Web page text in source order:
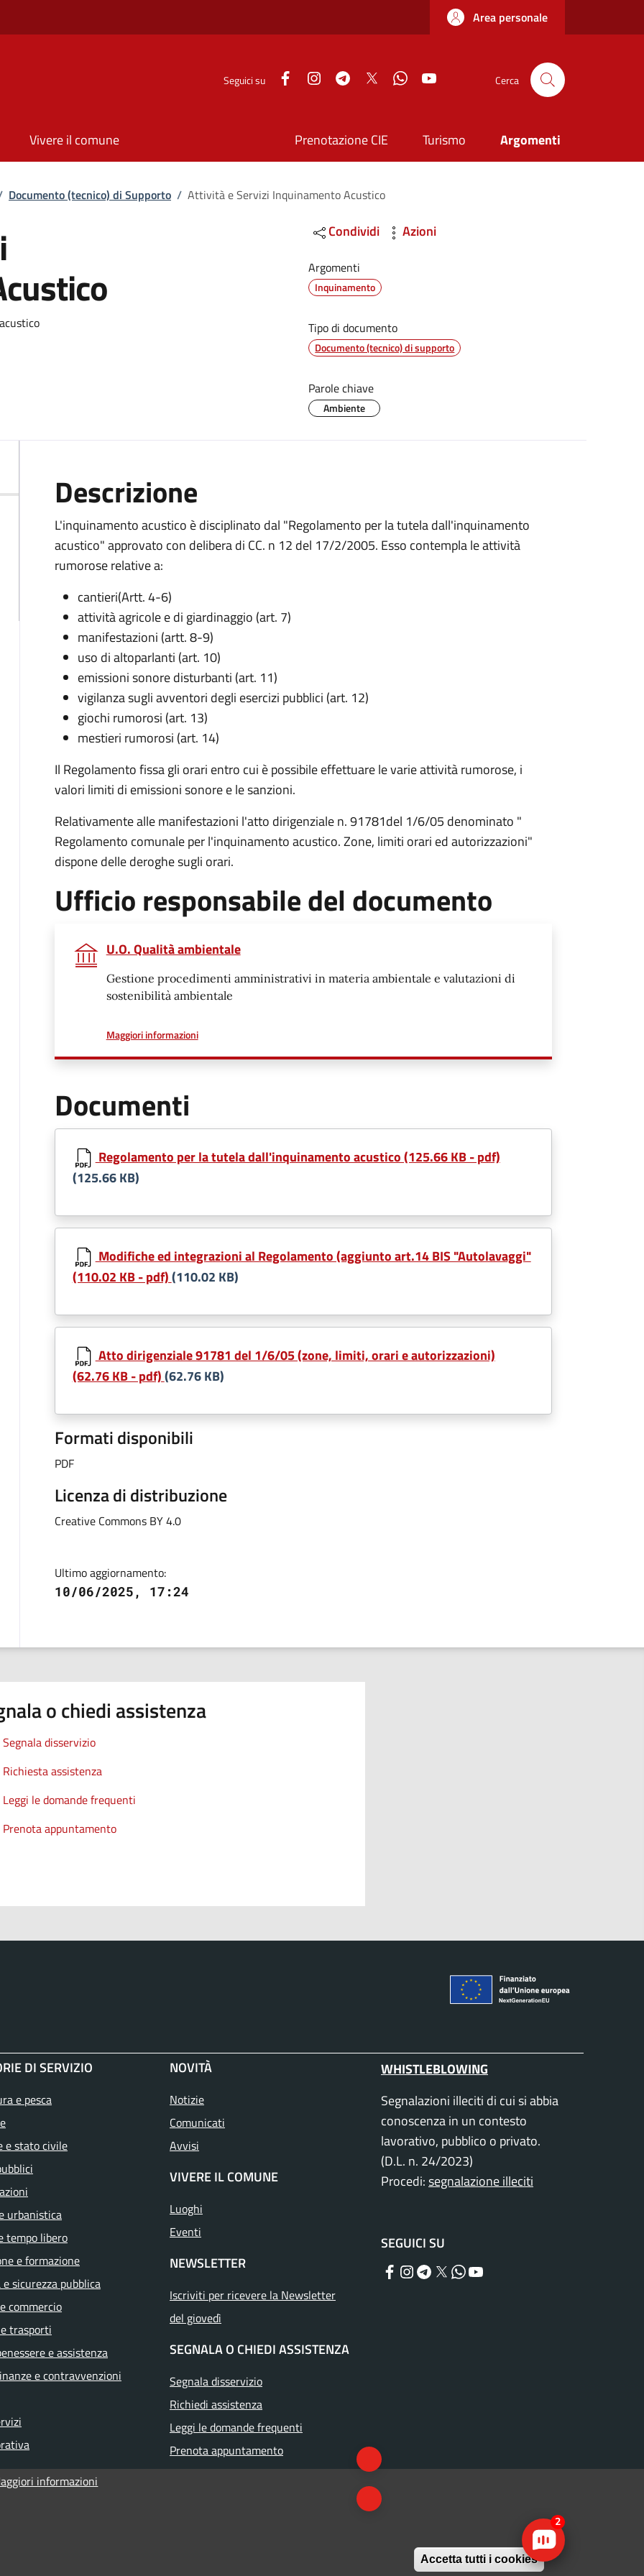
Area personale
Seguici su FacebookInstagramTelegramTwitter WhatsApp Cerca
Vivere il comune Prenotazione CIE Turismo Argomenti
Documento (tecnico) di Supporto / Attività e Servizi Inquinamento Acustico
Condividi Azioni
Argomenti
Inquinamento
Tipo di documento
Documento (tecnico) di supporto
Parole chiave
Ambiente
Descrizione
L'inquinamento acustico è disciplinato dal "Regolamento per la tutela dall'inquinamento
acustico" approvato con delibera di CC. n 12 del 17/2/2005. Esso contempla le attività
rumorose relative a:
cantieri(Artt. 4-6)
attività agricole e di giardinaggio (art. 7)
manifestazioni (artt. 8-9)
uso di altoparlanti (art. 10)
emissioni sonore disturbanti (art. 11)
vigilanza sugli avventori degli esercizi pubblici (art. 12)
giochi rumorosi (art. 13)
mestieri rumorosi (art. 14)
Il Regolamento fissa gli orari entro cui è possibile effettuare le varie attività rumorose, i
valori limiti di emissioni sonore e le sanzioni.
Relativamente alle manifestazioni l'atto dirigenziale n. 91781del 1/6/05 denominato "
Regolamento comunale per l'inquinamento acustico. Zone, limiti orari ed autorizzazioni"
dispone delle deroghe sugli orari.
Ufficio responsabile del documento
U.O. Qualità ambientale
Gestione procedimenti amministrativi in materia ambientale e valutazioni di
sostenibilità ambientale
Maggiori informazionia proposito di
Documenti
Regolamento per la tutela dall'inquinamento acustico (125.66 KB - pdf)
(125.66 KB)
Modifiche ed integrazioni al Regolamento (aggiunto art.14 BIS "Autolavaggi"
(110.02 KB - pdf)(110.02 KB)
Atto dirigenziale 91781 del 1/6/05 (zone, limiti, orari e autorizzazioni)
(62.76 KB - pdf)(62.76 KB)
Formati disponibili
PDF
Licenza di distribuzione
Creative Commons BY 4.0
Ultimo aggiornamento:
10/06/2025, 17:24
o chiedi assistenza
Segnala disservizio
Richiesta assistenza
Leggi le domande frequenti
Prenota appuntamento
DI SERVIZIO
e pesca
e stato civile
urbanistica
tempo libero
e formazione
sicurezza pubblica
commercio
trasporti
e assistenza
e contravvenzioni
NOVITÀ
Notizie
Comunicati
Avvisi
VIVERE IL COMUNE
Luoghi
Eventi
NEWSLETTER
Iscriviti per ricevere la Newsletter
del giovedì
SEGNALA O CHIEDI ASSISTENZA
Segnala disservizio
Richiedi assistenza
Leggi le domande frequenti
Prenota appuntamento
WHISTLEBLOWING
Segnalazioni illeciti di cui si abbia
conoscenza in un contesto
lavorativo, pubblico o privato.
(D.L. n. 24/2023)
Procedi:segnalazione illeciti
SEGUICI SU
Facebook
Instagram
Telegram
TwitterWhatsApp
informazioni
Accetta tutti i cookies
Withdraw
2